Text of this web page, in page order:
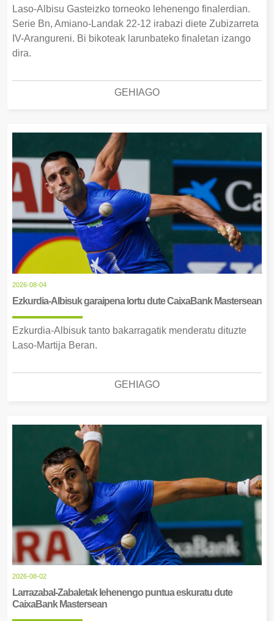
Laso-Albisu Gasteizko torneoko lehenengo finalerdian.
Serie Bn, Amiano-Landak 22-12 irabazi diete Zubizarreta
IV-Arangureni. Bi bikoteak larunbateko finaletan izango
dira.
GEHIAGO
2026-08-04
Ezkurdia-Albisuk garaipena lortu dute CaixaBank Mastersean
Ezkurdia-Albisuk tanto bakarragatik menderatu dituzte
Laso-Martija Beran.
GEHIAGO
2026-08-02
Larrazabal-Zabaletak lehenengo puntua eskuratu dute
CaixaBank Mastersean